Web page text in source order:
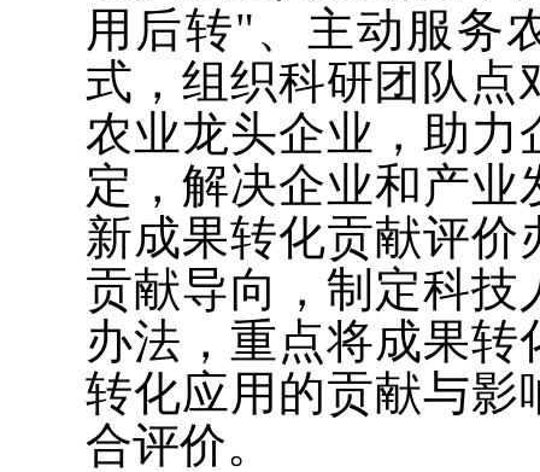
用后转"、主动服务
式，组织科研团队点
农业龙头企业，助力
定，解决企业和产
新成果转化贡献评价
贡献导向，制定科技
办法，重点将成果
转化应用的贡献与影
合评价。